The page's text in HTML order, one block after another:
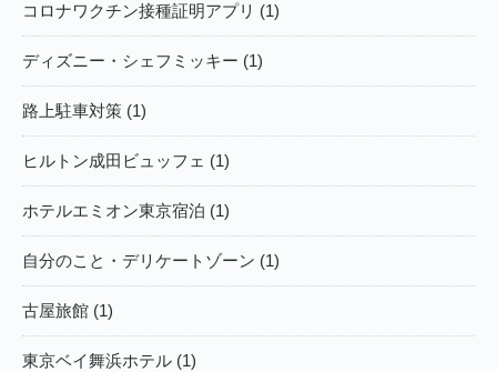
コロナワクチン接種証明アプリ (1)
ディズニー・シェフミッキー (1)
路上駐車対策 (1)
ヒルトン成田ビュッフェ (1)
ホテルエミオン東京宿泊 (1)
自分のこと・デリケートゾーン (1)
古屋旅館 (1)
東京ベイ舞浜ホテル (1)